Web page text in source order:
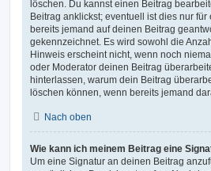
löschen. Du kannst einen Beitrag
Beitrag anklickst; eventuell ist dies nur
bereits jemand auf deinen Beitrag
gekennzeichnet. Es wird sowohl die
Hinweis erscheint nicht, wenn noch
oder Moderator deinen Beitrag
hinterlassen, warum dein Beitrag
löschen können, wenn bereits jemand
Nach oben
Wie kann ich meinem Beitrag eine
Um eine Signatur an deinen Beitrag